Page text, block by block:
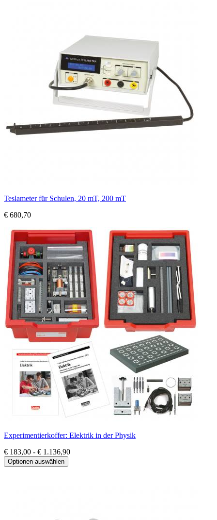
Teslameter für Schulen, 20 mT, 200 mT
€ 680,70
Experimentierkoffer: Elektrik in der Physik
€ 183,00 - € 1.136,90